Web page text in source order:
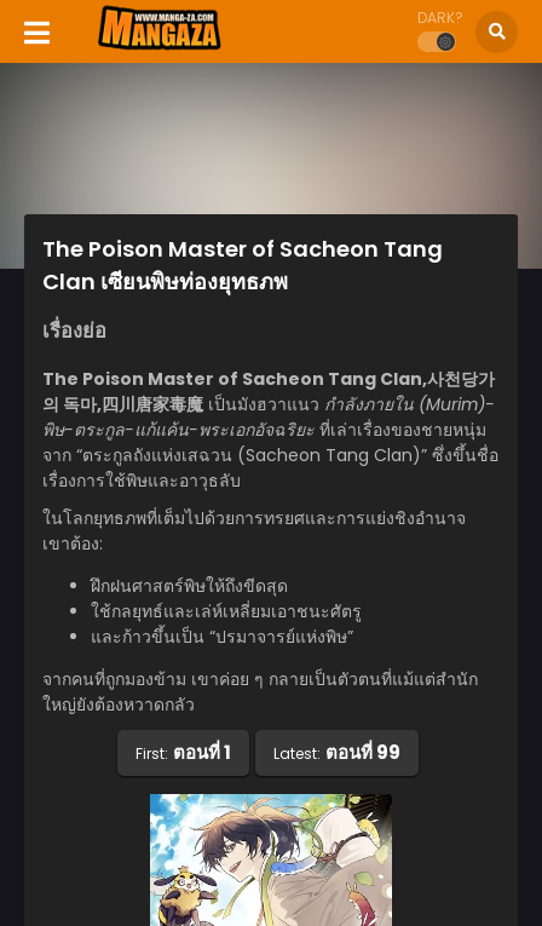
DARK?
The Poison Master of Sacheon Tang
Clan เซียนพิษท่องยุทธภพ
เรื่องย่อ
The Poison Master of Sacheon Tang Clan,사천당가
의 독마,四川唐家毒魔 เป็นมังฮวาแนว กำลังภายใน (Murim)-
พิษ-ตระกูล-แก้แค้น-พระเอกอัจฉริยะ ที่เล่าเรื่องของชายหนุ่ม
จาก “ตระกูลถังแห่งเสฉวน (Sacheon Tang Clan)” ซึ่งขึ้นชื่อ
เรื่องการใช้พิษและอาวุธลับ
ในโลกยุทธภพที่เต็มไปด้วยการทรยศและการแย่งชิงอำนาจ
เขาต้อง:
ฝึกฝนศาสตร์พิษให้ถึงขีดสุด
ใช้กลยุทธ์และเล่ห์เหลี่ยมเอาชนะศัตรู
และก้าวขึ้นเป็น “ปรมาจารย์แห่งพิษ”
จากคนที่ถูกมองข้าม เขาค่อย ๆ กลายเป็นตัวตนที่แม้แต่สำนัก
ใหญ่ยังต้องหวาดกลัว
First: ตอนที่ 1 Latest: ตอนที่ 99